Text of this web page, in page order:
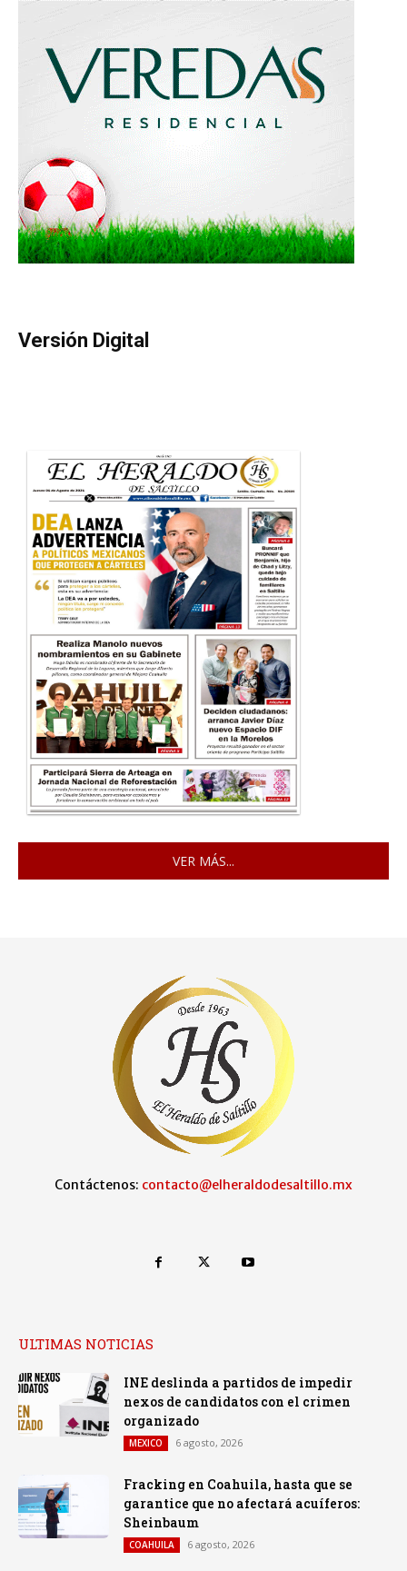
Versión Digital
VER MÁS...
Contáctenos: contacto@elheraldodesaltillo.mx
ULTIMAS NOTICIAS
INE deslinda a partidos de impedir
nexos de candidatos con el crimen
organizado
MEXICO 6 agosto, 2026
Fracking en Coahuila, hasta que se
garantice que no afectará acuíferos:
Sheinbaum
COAHUILA 6 agosto, 2026